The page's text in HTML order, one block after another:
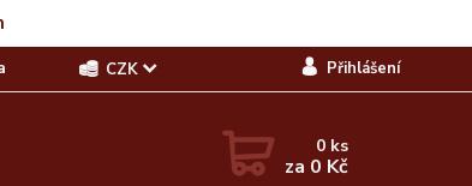
CZK Přihlášení
0 ks
za 0 Kč